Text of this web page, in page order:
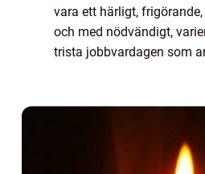
vara ett härligt,
och med nödvändigt,
trista jobbvardagen som